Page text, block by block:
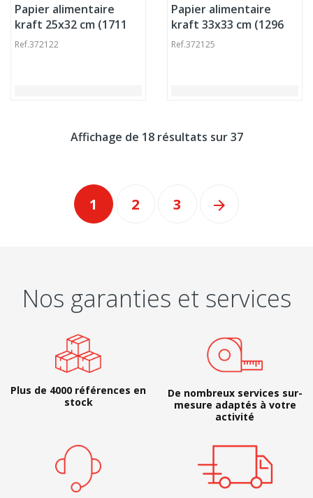
Papier alimentaire
kraft 25x32 cm (1711
pièces)
Ref.372122
Papier alimentaire
kraft 33x33 cm (1296
pièces)
Ref.372125
Affichage de 18 résultats sur 37
1 2 3 
Nos garanties et services
Plus de 4000 références en
stock
De nombreux services sur-
mesure adaptés à votre
activité